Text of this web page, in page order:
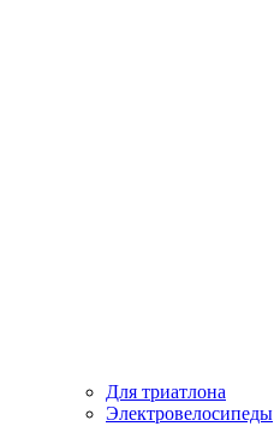
Для триатлона
Электровелосипеды